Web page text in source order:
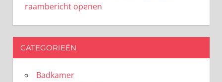
raambericht openen
CATEGORIEËN
Badkamer